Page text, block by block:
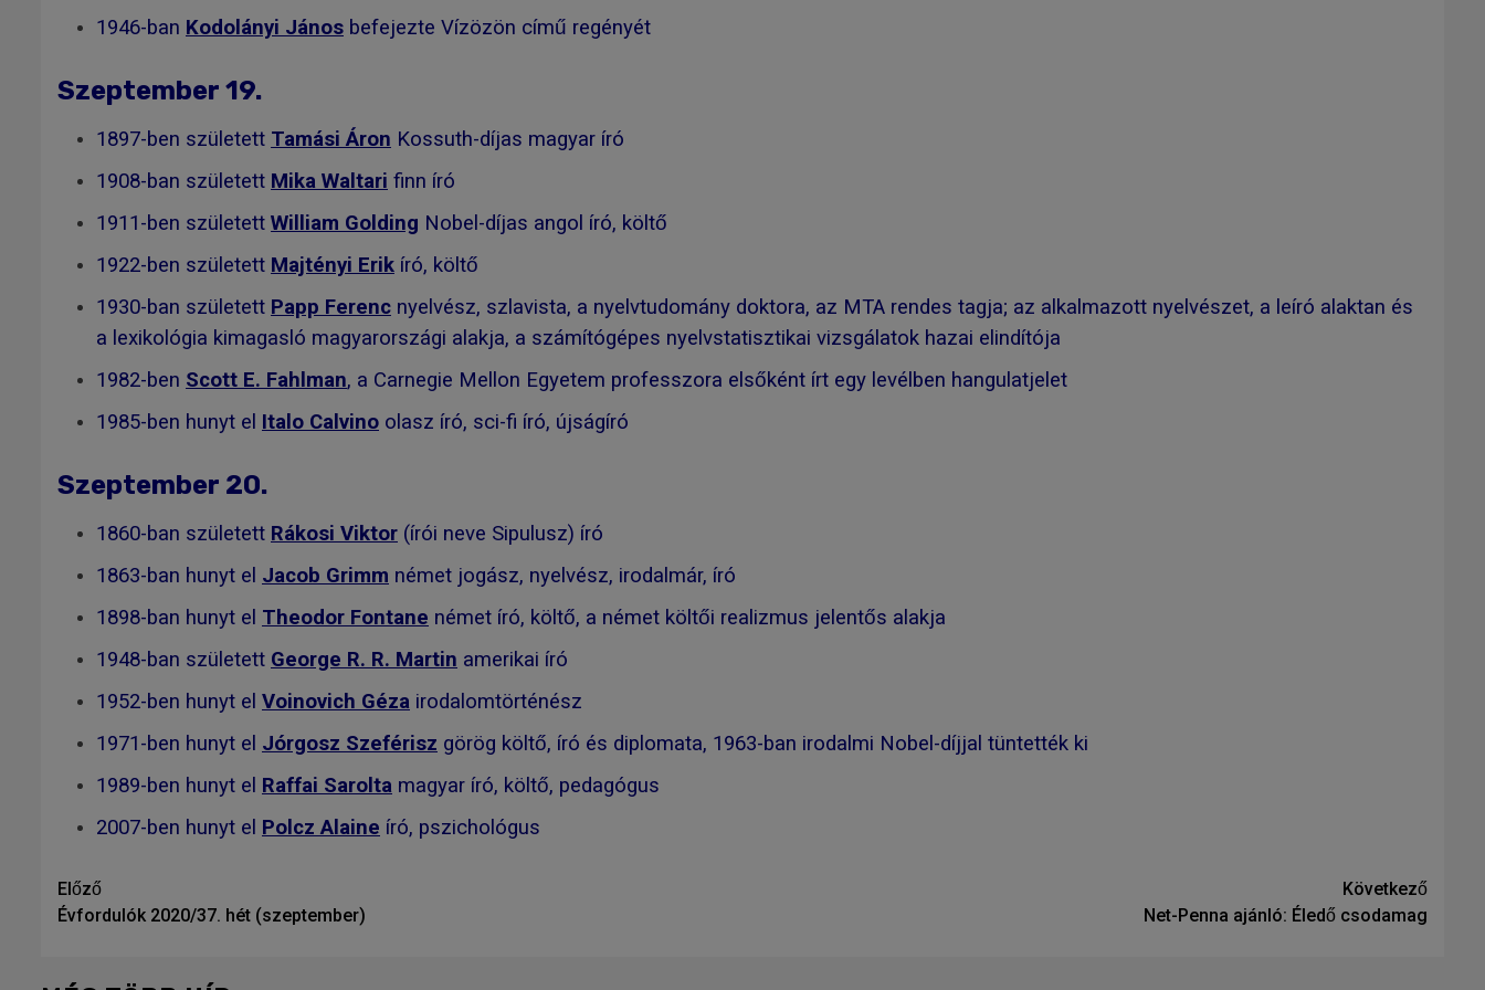
1946-ban Kodolányi János befejezte Vízözön című regényét
Szeptember 19.
1897-ben született Tamási Áron Kossuth-díjas magyar író
1908-ban született Mika Waltari finn író
1911-ben született William Golding Nobel-díjas angol író, költő
1922-ben született Majtényi Erik író, költő
1930-ban született Papp Ferenc nyelvész, szlavista, a nyelvtudomány doktora, az MTA rendes tagja; az alkalmazott nyelvészet, a leíró alaktan és
a lexikológia kimagasló magyarországi alakja, a számítógépes nyelvstatisztikai vizsgálatok hazai elindítója
1982-ben Scott E. Fahlman, a Carnegie Mellon Egyetem professzora elsőként írt egy levélben hangulatjelet
1985-ben hunyt el Italo Calvino olasz író, sci-fi író, újságíró
Szeptember 20.
1860-ban született Rákosi Viktor (írói neve Sipulusz) író
1863-ban hunyt el Jacob Grimm német jogász, nyelvész, irodalmár, író
1898-ban hunyt el Theodor Fontane német író, költő, a német költői realizmus jelentős alakja
1948-ban született George R. R. Martin amerikai író
1952-ben hunyt el Voinovich Géza irodalomtörténész
1971-ben hunyt el Jórgosz Szeférisz görög költő, író és diplomata, 1963-ban irodalmi Nobel-díjjal tüntették ki
1989-ben hunyt el Raffai Sarolta magyar író, költő, pedagógus
2007-ben hunyt el Polcz Alaine író, pszichológus
Tovább
olvasom
Előző
Évfordulók 2020/37. hét (szeptember)
Következő
Net-Penna ajánló: Éledő csodamag